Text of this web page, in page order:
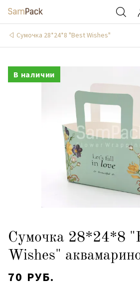
Сумочка 28*24*8 "Best Wishes"
В наличии
Сумочка 28*24*8
Wishes"
70 РУБ.